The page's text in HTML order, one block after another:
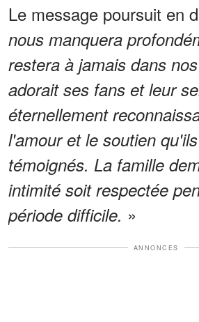
Le message poursuit en
nous manquera
restera à jamais dans
adorait ses fans et leur
éternellement
l'amour et le soutien
témoignés. La famille
intimité soit respectée
période difficile. »
ANNONCES